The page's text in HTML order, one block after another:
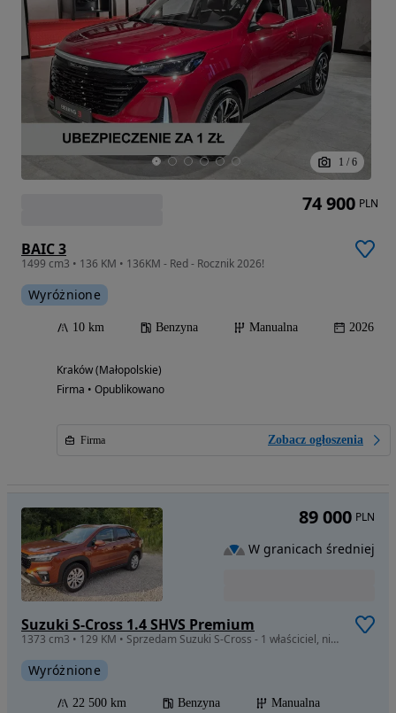
1 / 6
BAIC 3
1499 cm3 • 136 KM • 136KM - Red - Rocznik 2026!
Wyróżnione
10 km Benzyna Manualna 2026
Kraków (Małopolskie)
Firma • Opublikowano
Firma Zobacz ogłoszenia
74 900 PLN
Suzuki S-Cross 1.4 SHVS Premium
1373 cm3 • 129 KM • Sprzedam Suzuki S-Cross - 1 właściciel, niski przebieg, stan idealny.
Wyróżnione
22 500 km Benzyna
Manualna
89 000 PLN
W granicach średniej